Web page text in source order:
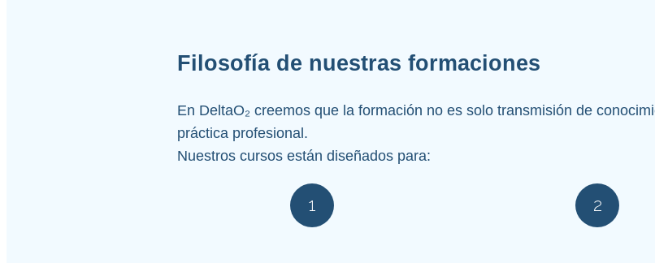
Filosofía de nuestras formaciones
En DeltaO₂ creemos que la formación no es solo transmisión de
práctica profesional.
Nuestros cursos están diseñados para:
1 2